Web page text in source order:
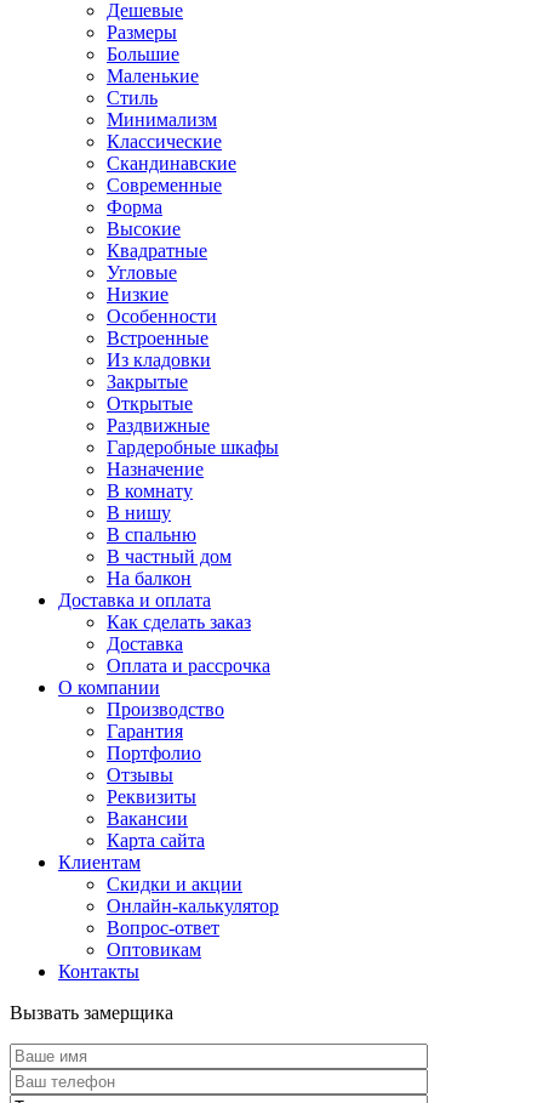
Дешевые
Размеры
Большие
Маленькие
Стиль
Минимализм
Классические
Скандинавские
Современные
Форма
Высокие
Квадратные
Угловые
Низкие
Особенности
Встроенные
Из кладовки
Закрытые
Открытые
Раздвижные
Гардеробные шкафы
Назначение
В комнату
В нишу
В спальню
В частный дом
На балкон
Доставка и оплата
Как сделать заказ
Доставка
Оплата и рассрочка
О компании
Производство
Гарантия
Портфолио
Отзывы
Реквизиты
Вакансии
Карта сайта
Клиентам
Скидки и акции
Онлайн-калькулятор
Вопрос-ответ
Оптовикам
Контакты
Вызвать замерщика